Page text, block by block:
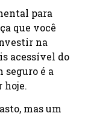
para
que você
na
acessível do
seguro é a
hoje.
mas um